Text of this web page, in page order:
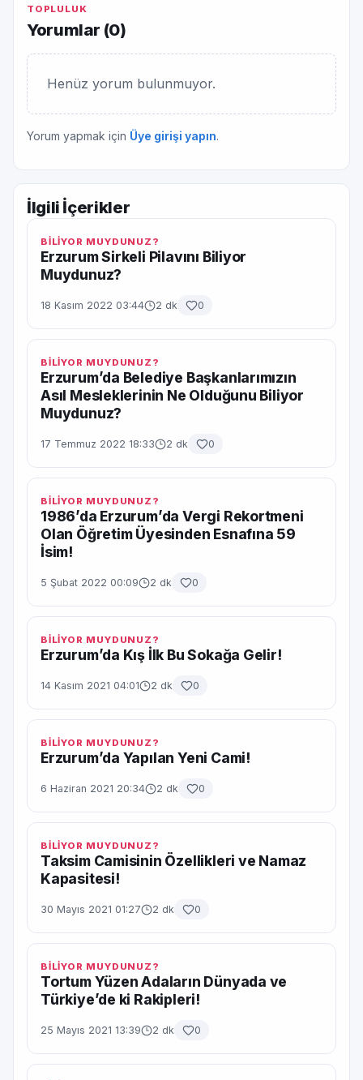
TOPLULUK
Yorumlar (0)
Henüz yorum bulunmuyor.
Yorum yapmak için Üye girişi yapın.
İlgili İçerikler
BİLİYOR MUYDUNUZ?
Erzurum Sirkeli Pilavını Biliyor
Muydunuz?
18 Kasım 2022 03:44 2 dk 0
BİLİYOR MUYDUNUZ?
Erzurum’da Belediye Başkanlarımızın
Asıl Mesleklerinin Ne Olduğunu Biliyor
Muydunuz?
17 Temmuz 2022 18:33 2 dk 0
BİLİYOR MUYDUNUZ?
1986’da Erzurum’da Vergi Rekortmeni
Olan Öğretim Üyesinden Esnafına 59
İsim!
5 Şubat 2022 00:09 2 dk 0
BİLİYOR MUYDUNUZ?
Erzurum’da Kış İlk Bu Sokağa Gelir!
14 Kasım 2021 04:01 2 dk 0
BİLİYOR MUYDUNUZ?
Erzurum’da Yapılan Yeni Cami!
6 Haziran 2021 20:34 2 dk 0
BİLİYOR MUYDUNUZ?
Taksim Camisinin Özellikleri ve Namaz
Kapasitesi!
30 Mayıs 2021 01:27 2 dk 0
BİLİYOR MUYDUNUZ?
Tortum Yüzen Adaların Dünyada ve
Türkiye’de ki Rakipleri!
25 Mayıs 2021 13:39 2 dk 0